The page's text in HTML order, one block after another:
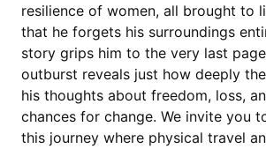
resilience of women, all brought to
that he forgets his surroundings
story grips him to the very last
outburst reveals just how deeply
his thoughts about freedom, loss,
chances for change. We invite you
this journey where physical travel